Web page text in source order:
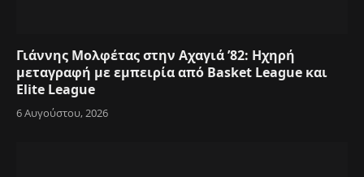
Γιάννης Μολφέτας στην Αχαγιά ’82: Ηχηρή
μεταγραφή με εμπειρία από Basket League και
Elite League
6 Αυγούστου, 2026